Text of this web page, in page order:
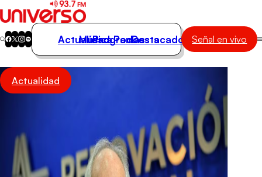
Actualidad
Música
Destacados
Actualidad
Música
Programas
Podcasts
Destacados Señal en vivo
Actualidad